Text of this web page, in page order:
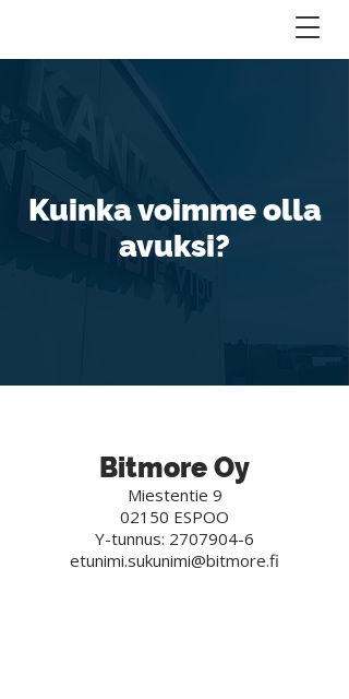
Kuinka voimme olla
avuksi?
Bitmore Oy
Miestentie 9
02150 ESPOO
Y-tunnus: 2707904-6
etunimi.sukunimi@bitmore.fi